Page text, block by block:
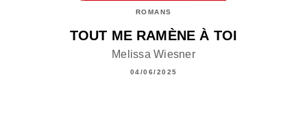
ROMANS
TOUT ME RAMÈNE À TOI
Melissa Wiesner
04/06/2025